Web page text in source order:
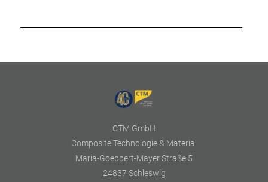
CTM GmbH
Composite Technologie & Material
Maria-Goeppert-Mayer Straße 5
24837 Schleswig